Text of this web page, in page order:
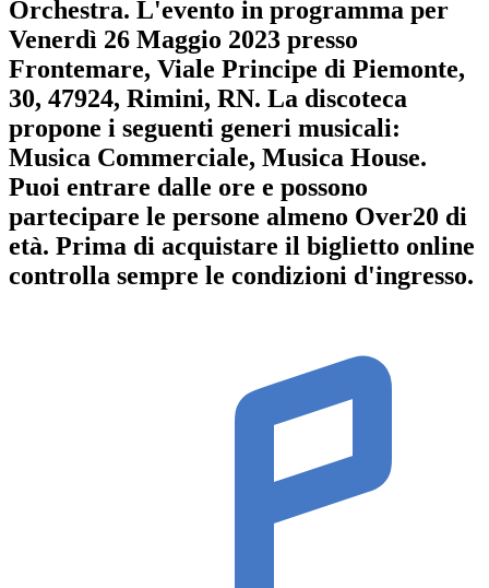
Orchestra. L'evento in programma per
Venerdì 26 Maggio 2023 presso
Frontemare, Viale Principe di Piemonte,
30, 47924, Rimini, RN. La discoteca
propone i seguenti generi musicali:
Musica Commerciale, Musica House.
Puoi entrare dalle ore e possono
partecipare le persone almeno Over20 di
età. Prima di acquistare il biglietto online
controlla sempre le condizioni d'ingresso.